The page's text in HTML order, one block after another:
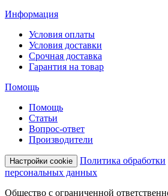
Информация
Условия оплаты
Условия доставки
Срочная доставка
Гарантия на товар
Помощь
Помощь
Статьи
Вопрос-ответ
Производители
Настройки cookie
Политика обработки
персональных данных
Общество с ограниченной